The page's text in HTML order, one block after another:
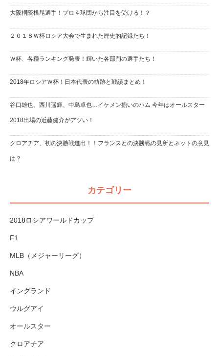
大阪桐蔭根尾選手！プロ４球団から注目を受ける！？
２０１８Ｗ杯ロシア大会で生まれた歴史的記録たち！
Ｗ杯、各種ランキング発表！輝いた各部門の選手たち！
2018年ロシアＷ杯！日本代表の軌跡と戦績まとめ！
谷口雄也、西川遥輝、中島卓也…イケメン揃いのハム 今年はオールスター
2018出場の近藤健介がアツい！
クロアチア、初の決勝戦進出！！フランスとの決勝戦の見所とネットの意見
は？
カテゴリー
2018ロシアワールドカップ
F1
MLB（メジャーリーグ）
NBA
イングランド
ウルグアイ
オールスター
クロアチア